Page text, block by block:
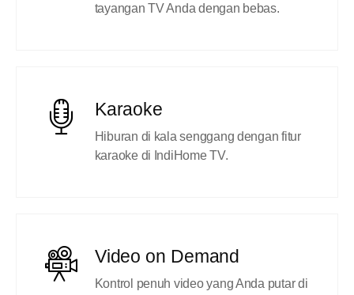
tayangan TV Anda dengan bebas.
Karaoke
Hiburan di kala senggang dengan fitur
karaoke di IndiHome TV.
Video on Demand
Kontrol penuh video yang Anda putar di